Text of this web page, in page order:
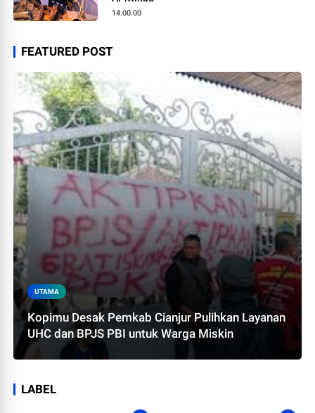
14.00.00
FEATURED POST
UTAMA
Kopimu Desak Pemkab Cianjur Pulihkan Layanan
UHC dan BPJS PBI untuk Warga Miskin
LABEL